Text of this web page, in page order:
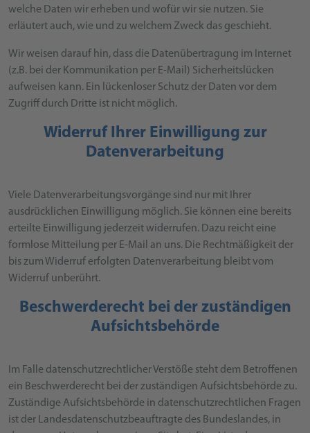
welche Daten wir erheben und wofür wir sie nutzen. Sie
erläutert auch, wie und zu welchem Zweck das geschieht.
Wir weisen darauf hin, dass die Datenübertragung im Internet
(z.B. bei der Kommunikation per E-Mail) Sicherheitslücken
aufweisen kann. Ein lückenloser Schutz der Daten vor dem
Zugriff durch Dritte ist nicht möglich.
Widerruf Ihrer Einwilligung zur
Datenverarbeitung
Viele Datenverarbeitungsvorgänge sind nur mit Ihrer
ausdrücklichen Einwilligung möglich. Sie können eine bereits
erteilte Einwilligung jederzeit widerrufen. Dazu reicht eine
formlose Mitteilung per E-Mail an uns. Die Rechtmäßigkeit der
bis zum Widerruf erfolgten Datenverarbeitung bleibt vom
Widerruf unberührt.
Beschwerderecht bei der zuständigen
Aufsichtsbehörde
Im Falle datenschutzrechtlicher Verstöße steht dem Betroffenen
ein Beschwerderecht bei der zuständigen Aufsichtsbehörde zu.
Zuständige Aufsichtsbehörde in datenschutzrechtlichen Fragen
ist der Landesdatenschutzbeauftragte des Bundeslandes, in